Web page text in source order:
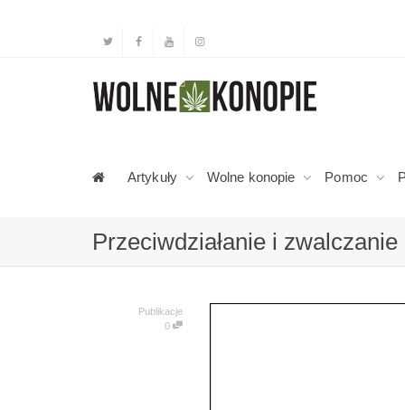
Artykuły Wolne konopie Pomoc
Przeciwdziałanie i
Publikacje
0